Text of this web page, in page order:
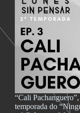
“Cali
temporada do